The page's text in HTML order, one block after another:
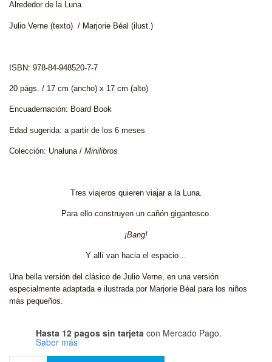
Alrededor de la Luna
Julio Verne (texto) / Marjorie Béal (ilust.)
ISBN: 978-84-948520-7-7
20 págs. / 17 cm (ancho) x 17 cm (alto)
Encuadernación: Board Book
Edad sugerida: a partir de los 6 meses
Colección: Unaluna / Minilibros
Tres viajeros quieren viajar a la Luna.
Para ello construyen un cañón gigantesco.
¡Bang!
Y allí van hacia el espacio…
Una bella versión del clásico de Julio Verne, en una versión
especialmente adaptada e ilustrada por Marjorie Béal para los niños
más pequeños.
Hasta 12 pagos sin tarjeta con Mercado Pago.
Saber más